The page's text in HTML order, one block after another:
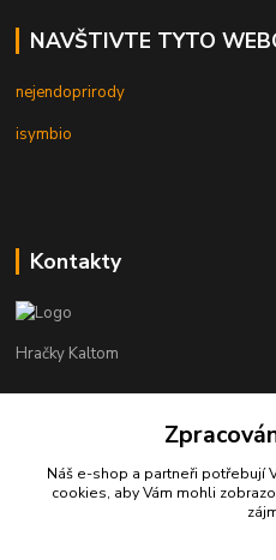
NAVŠTIVTE TYTO
nejendoprirody
isymbio
Kontakty
Hračky Kaltom
+420 777 538
hrackykaltom@gmail.com
Náš e-shop a partneři potřebují
cookies, aby Vám mohli